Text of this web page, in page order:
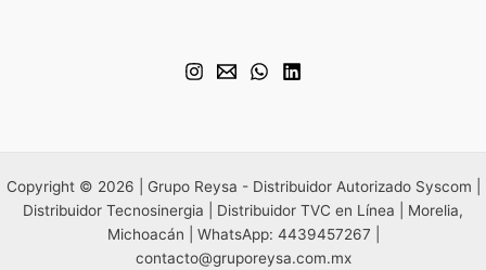
Copyright © 2026 | Grupo Reysa - Distribuidor Autorizado Syscom |
Distribuidor Tecnosinergia | Distribuidor TVC en Línea | Morelia,
Michoacán | WhatsApp: 4439457267 |
contacto@gruporeysa.com.mx